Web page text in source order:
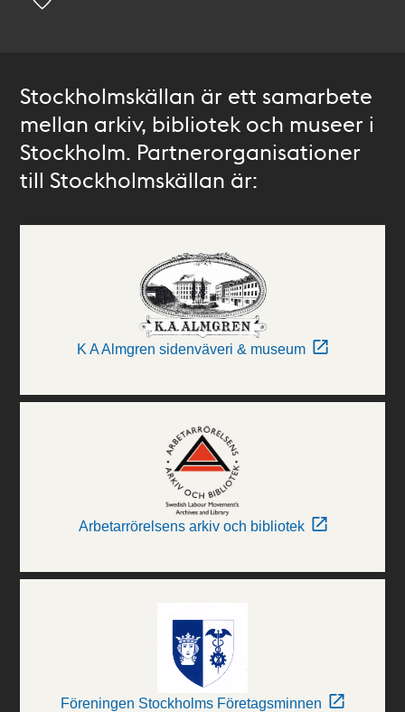
Stockholmskällan är ett samarbete
mellan arkiv, bibliotek och museer i
Stockholm. Partnerorganisationer
till Stockholmskällan är:
K A Almgren sidenväveri & museum
Arbetarrörelsens arkiv och bibliotek
Föreningen Stockholms Företagsminnen